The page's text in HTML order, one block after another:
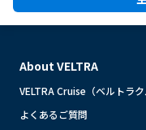
About VELTRA
VELTRA Cruise（ベルトラ
よくあるご質問